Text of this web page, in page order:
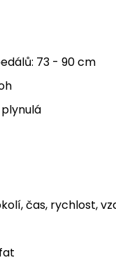
73 - 90 cm
čas, rychlost,